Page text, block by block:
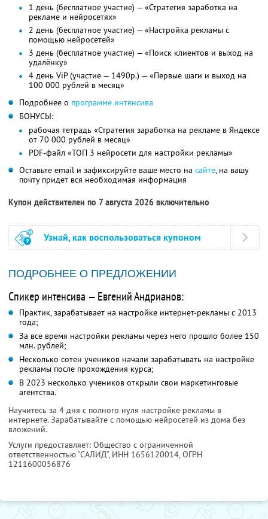
1 день (бесплатное участие) — «Стратегия заработка на
рекламе и нейросетях»
2 день (бесплатное участие) — «Настройка рекламы с
помощью нейросетей»
3 день (бесплатное участие) — «Поиск клиентов и выход на
удалёнку»
4 день ViP (участие — 1490р.) — «Первые шаги и выход на
100 000 рублей в месяц»
Подробнее о программе интенсива
БОНУСЫ:
рабочая тетрадь «Стратегия заработка на рекламе в Яндексе
от 70 000 рублей в месяц»
PDF-файл «ТОП 3 нейросети для настройки рекламы»
Оставьте email и зафиксируйте ваше место на сайте, на вашу
почту придет вся необходимая информация
Купон действителен по 7 августа 2026 включительно
Узнай, как воспользоваться купоном
ПОДРОБНЕЕ О ПРЕДЛОЖЕНИИ
Спикер интенсива — Евгений Андрианов:
Практик, зарабатывает на настройке интернет-рекламы с 2013
года;
За все время настройки рекламы через него прошло более 150
млн. рублей;
Несколько сотен учеников начали зарабатывать на настройке
рекламы после прохождения курса;
В 2023 несколько учеников открыли свои маркетинговые
агентства.
Научитесь за 4 дня с полного нуля настройке рекламы в
интернете. Зарабатывайте с помощью нейросетей из дома без
вложений.
Услуги предоставляет: Общество с ограниченной
ответственностью “САЛИД”, ИНН 1656120014, ОГРН
1211600056876